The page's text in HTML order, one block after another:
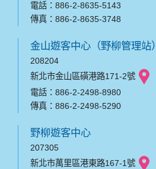
電話：886-2-8635-5143
傳真：886-2-8635-3748
金山遊客中心（野柳管理站）
208204
新北市金山區磺港路171-2號
電話：886-2-2498-8980
傳真：886-2-2498-5290
野柳遊客中心
207305
新北市萬里區港東路167-1號